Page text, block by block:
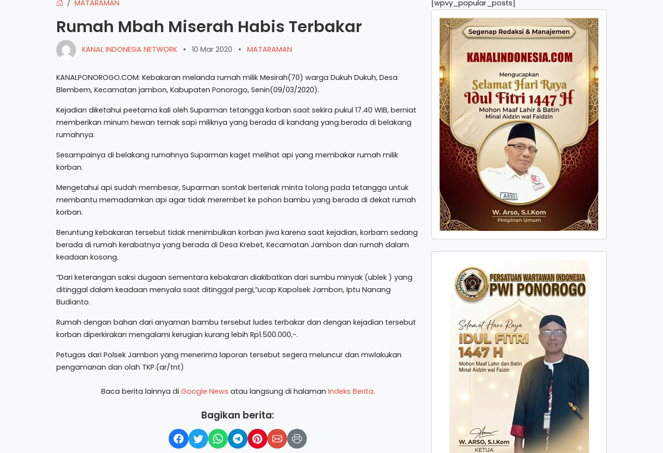
MATARAMAN
Rumah Mbah Miserah Habis Terbakar
KANAL INDONESIA NETWORK • 10 Mar 2020 • MATARAMAN
KANALPONOROGO.COM: Kebakaran melanda rumah milik Mesirah(70) warga Dukuh Dukuh, Desa
Blembem, Kecamatan jambon, Kabupaten Ponorogo, Senin(09/03/2020).
Kejadian diketahui peetama kali oleh Suparman tetangga korban saat sekira pukul 17.40 WIB, berniat
memberikan minum hewan ternak sapi miliknya yang berada di kandang yang berada di belakang
rumahnya.
Sesampainya di belakang rumahnya Suparman kaget melihat api yang membakar rumah milik
korban.
Mengetahui api sudah membesar, Suparman sontak berteriak minta tolong pada tetangga untuk
membantu memadamkan api agar tidak merembet ke pohon bambu yang berada di dekat rumah
korban.
Beruntung kebakaran tersebut tidak menimbulkan korban jiwa karena saat kejadian, korbam sedang
berada di rumah kerabatnya yang berada di Desa Krebet, Kecamatan Jambon dan rumah dalam
keadaan kosong.
“Dari keterangan saksi dugaan sementara kebakaran diakibatkan dari sumbu minyak (ublek ) yang
ditinggal dalam keadaan menyala saat ditinggal pergi,”ucap Kapolsek Jambon, Iptu Nanang
Budianto.
Rumah dengan bahan dari anyaman bambu tersebut ludes terbakar dan dengan kejadian tersebut
korban diperkirakan mengalami kerugian kurang lebih Rp1.500.000,-.
Petugas dari Polsek Jambon yang menerima laporan tersebut segera meluncur dan mwlakukan
pengamanan dan olah TKP.(ar/tnt)
Baca berita lainnya di Google News atau langsung di halaman Indeks Berita.
Bagikan berita:
[wpvy_popular_posts]